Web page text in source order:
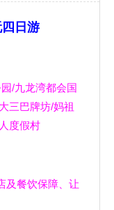
日游
/九龙湾都会国
三巴牌坊/妈祖
度假村
及餐饮保障、让